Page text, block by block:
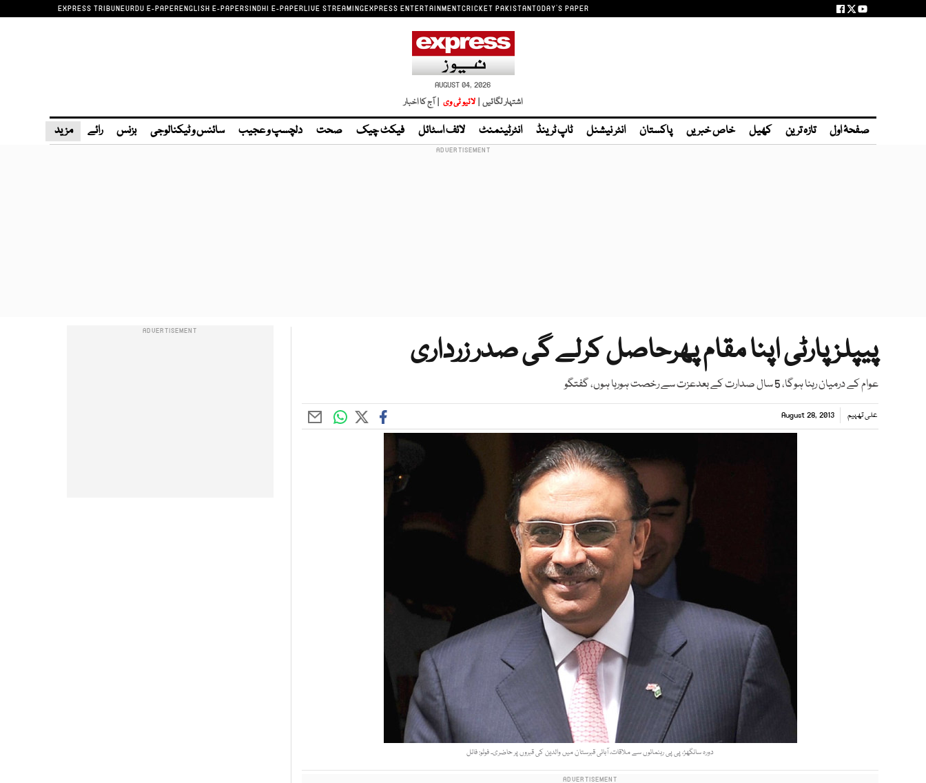
EXPRESS TRIBUNEURDU E-PAPERENGLISH E-PAPERSINDHI E-PAPERLIVE STREAMINGEXPRESS ENTERTAINMENTCRICKET PAKISTANTODAY'S PAPER
AUGUST 04, 2026
اشتہار لگائیں | لائیو ٹی وی | آج کا اخبار
صفحۂ اول تازہ ترین کھیل خاص خبریں پاکستان انٹر نیشنل ٹاپ ٹرینڈ انٹرٹینمنٹ لائف اسٹائل فیکٹ چیک صحت دلچسپ و عجیب سائنس و ٹیکنالوجی بزنس رائے مزید
پیپلز پارٹی اپنا مقام پھرحاصل کرلے گی صدر زرداری
عوام کے درمیان رہنا ہوگا، 5 سال صدارت کے بعدعزت سے رخصت ہورہا ہوں، گفتگو
علی تھہیم August 28, 2013
دورہ سانگھڑ، پی پی رہنمائوں سے ملاقات، آبائی قبرستان میں والدین کی قبروں پر حاضری۔ فوٹو: فائل